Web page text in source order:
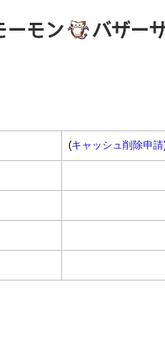
(キャッシュ削除申請